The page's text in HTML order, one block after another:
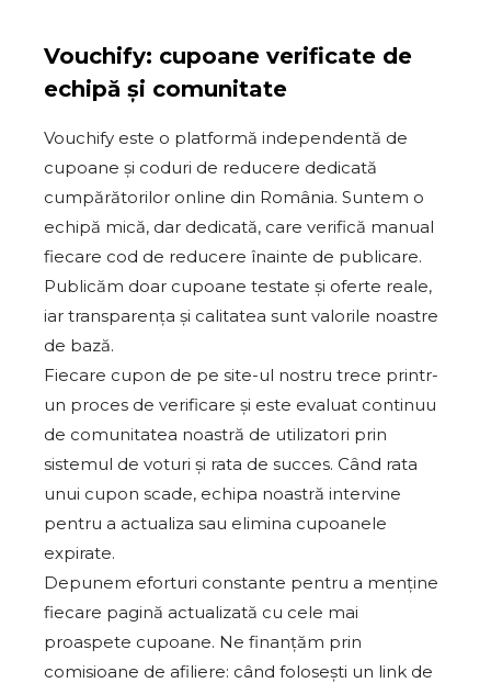
Vouchify: cupoane verificate de
echipă și comunitate
Vouchify este o platformă independentă de
cupoane și coduri de reducere dedicată
cumpărătorilor online din România. Suntem o
echipă mică, dar dedicată, care verifică manual
fiecare cod de reducere înainte de publicare.
Publicăm doar cupoane testate și oferte reale,
iar transparența și calitatea sunt valorile noastre
de bază.
Fiecare cupon de pe site-ul nostru trece printr-
un proces de verificare și este evaluat continuu
de comunitatea noastră de utilizatori prin
sistemul de voturi și rata de succes. Când rata
unui cupon scade, echipa noastră intervine
pentru a actualiza sau elimina cupoanele
expirate.
Depunem eforturi constante pentru a menține
fiecare pagină actualizată cu cele mai
proaspete cupoane. Ne finanțăm prin
comisioane de afiliere: când folosești un link de